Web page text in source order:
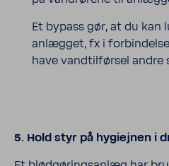
Et bypass gør, at du kan
anlægget, fx i
have vandtilførsel andre
5. Hold styr på hygiejnen i